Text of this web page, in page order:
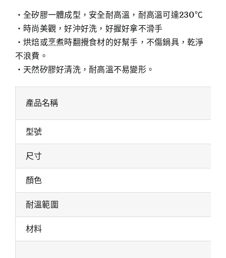
‧全矽膠一體成型，安全耐高溫，耐高溫可達230℃
‧時尚美觀，好沖好洗，好握好拿不滑手
‧烘焙或烹煮時翻攪食材的好幫手，不傷鍋具，乾淨
不浪費。
‧天然矽膠好清洗，耐高溫不易變形。
產品名稱
型號
尺寸
顏色
耐溫範圍
材料